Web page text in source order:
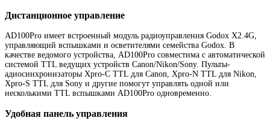
Дистанционное управление
AD100Pro имеет встроенный модуль радиоуправления Godox X2.4G,
управляющий вспышками и осветителями семейства Godox. В
качестве ведомого устройства, AD100Pro совместима с автоматической
системой TTL ведущих устройств Canon/Nikon/Sony. Пульты-
адиосинхронизаторы Xpro-C TTL для Canon, Xpro-N TTL для Nikon,
Xpro-S TTL для Sony и другие помогут управлять одной или
несколькими TTL вспышками AD100Pro одновременно.
Удобная панель управления